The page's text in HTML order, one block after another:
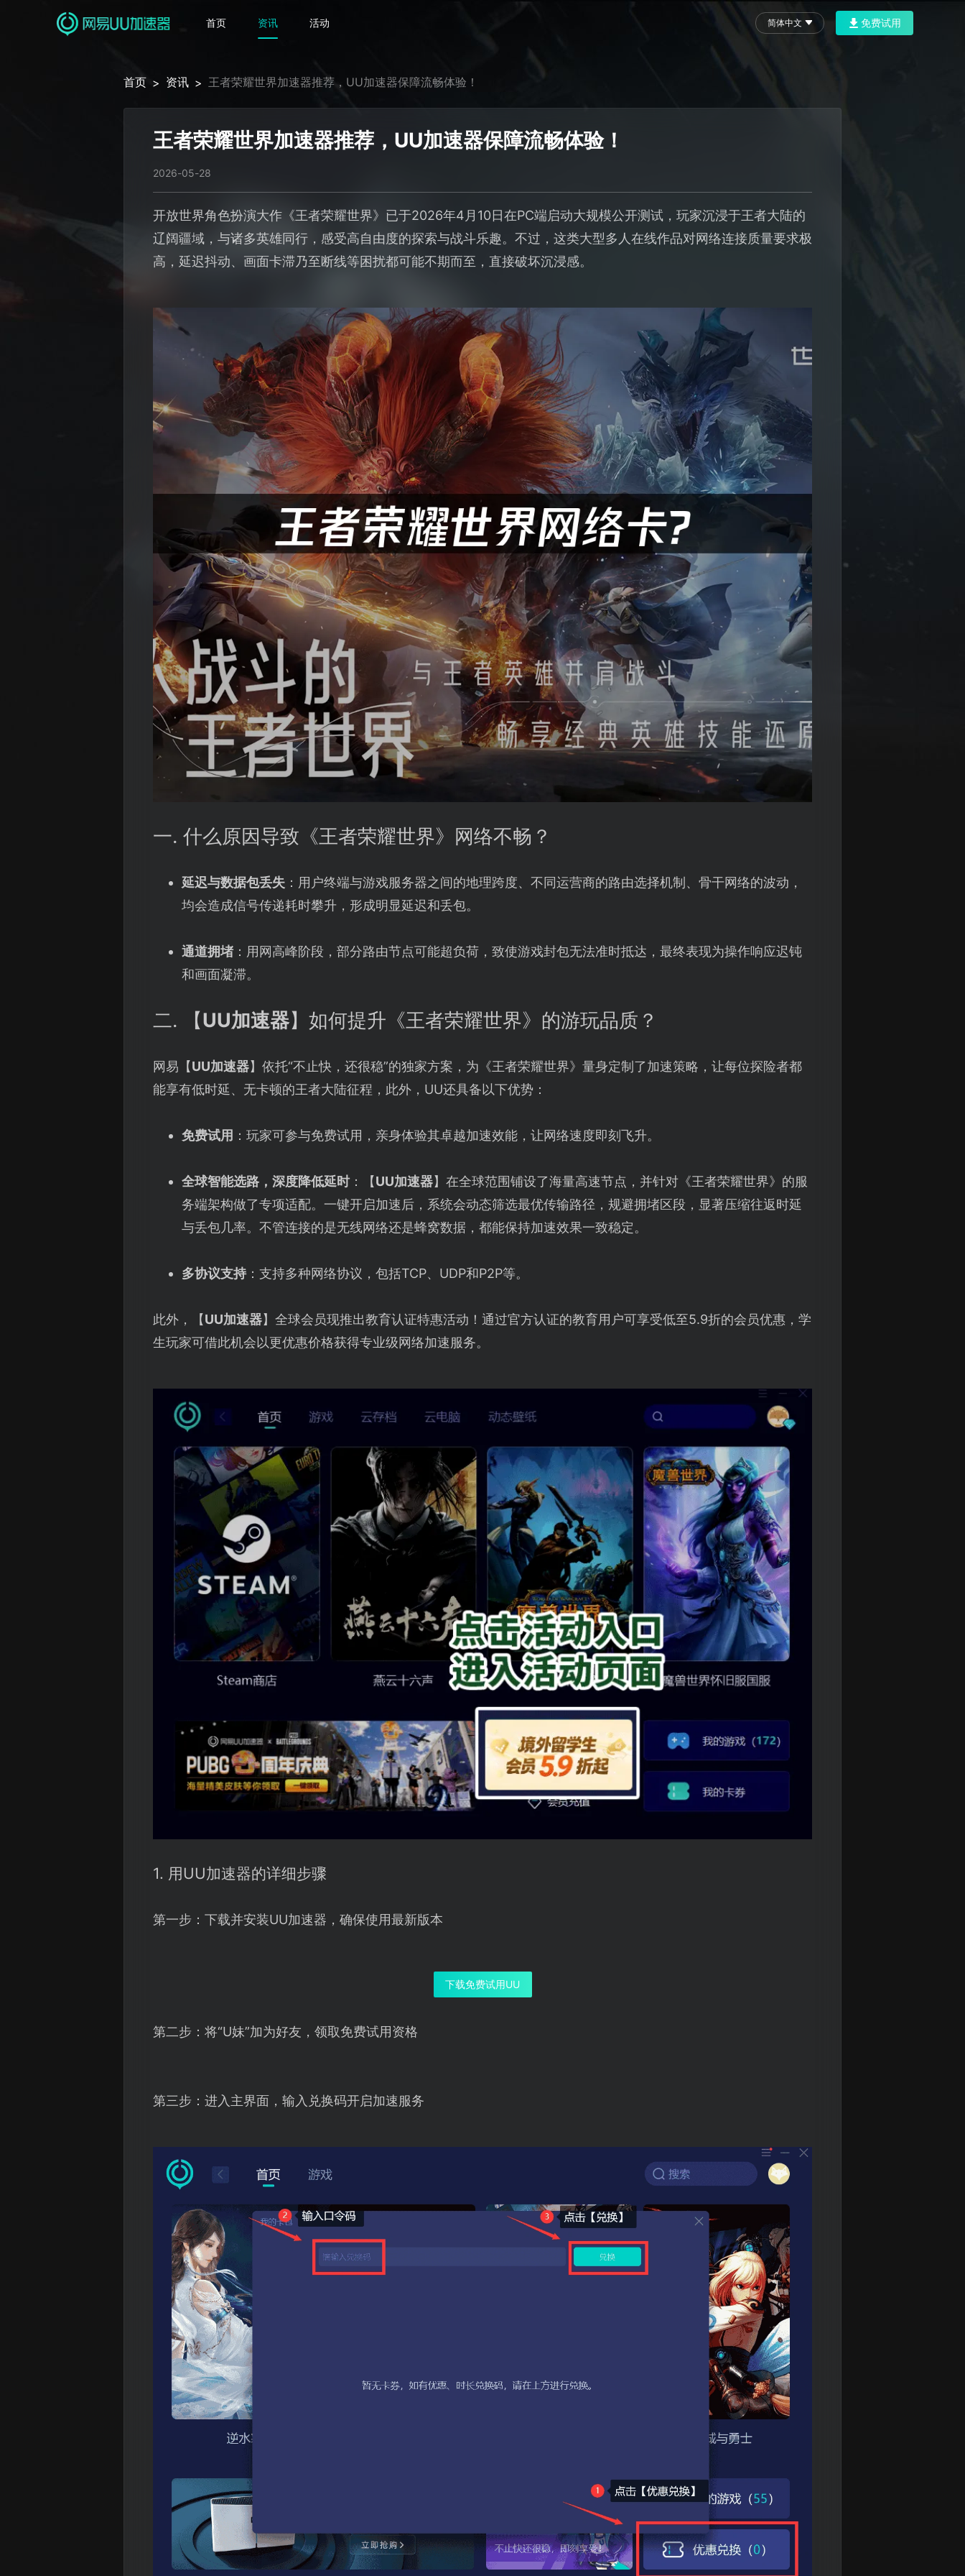
首页 资讯 活动 简体中文 免费试用
首页 > 资讯 > 王者荣耀世界加速器推荐，UU加速器保障流畅体验！
王者荣耀世界加速器推荐，UU加速器保障流畅体验！
2026-05-28
开放世界角色扮演大作《王者荣耀世界》已于2026年4月10日在PC端启动大规模公开测试，玩家沉浸于王者大陆的
辽阔疆域，与诸多英雄同行，感受高自由度的探索与战斗乐趣。不过，这类大型多人在线作品对网络连接质量要求极
高，延迟抖动、画面卡滞乃至断线等困扰都可能不期而至，直接破坏沉浸感。
一. 什么原因导致《王者荣耀世界》网络不畅？
延迟与数据包丢失：用户终端与游戏服务器之间的地理跨度、不同运营商的路由选择机制、骨干网络的波动，
均会造成信号传递耗时攀升，形成明显延迟和丢包。
通道拥堵：用网高峰阶段，部分路由节点可能超负荷，致使游戏封包无法准时抵达，最终表现为操作响应迟钝
和画面凝滞。
二. 【UU加速器】如何提升《王者荣耀世界》的游玩品质？
网易【UU加速器】依托“不止快，还很稳”的独家方案，为《王者荣耀世界》量身定制了加速策略，让每位探险者都
能享有低时延、无卡顿的王者大陆征程，此外，UU还具备以下优势：
免费试用 ：玩家可参与免费试用，亲身体验其卓越加速效能，让网络速度即刻飞升。
全球智能选路，深度降低延时：【UU加速器】在全球范围铺设了海量高速节点，并针对《王者荣耀世界》的服
务端架构做了专项适配。一键开启加速后，系统会动态筛选最优传输路径，规避拥堵区段，显著压缩往返时延
与丢包几率。不管连接的是无线网络还是蜂窝数据，都能保持加速效果一致稳定。
多协议支持：支持多种网络协议，包括TCP、UDP和P2P等。
此外，【UU加速器】全球会员现推出教育认证特惠活动！通过官方认证的教育用户可享受低至5.9折的会员优惠，学
生玩家可借此机会以更优惠价格获得专业级网络加速服务。
1. 用UU加速器的详细步骤
第一步：下载并安装UU加速器，确保使用最新版本
下载免费试用UU
第二步：将“U妹”加为好友，领取免费试用资格
第三步：进入主界面，输入兑换码开启加速服务